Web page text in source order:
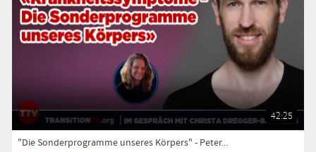
42:25
"Die Sonderprogramme unseres Körpers" - Peter...